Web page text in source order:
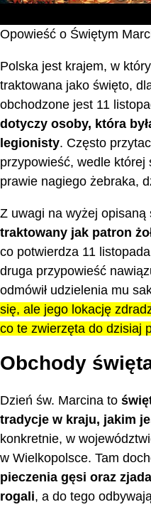
Opowieść o Świętym
Polska jest krajem, w
traktowana jako święto,
obchodzone jest 11
dotyczy osoby, która
legionisty. Często
przypowieść, wedle której
prawie nagiego żebraka,
Z uwagi na wyżej opisaną
traktowany jak patron
co potwierdza 11
druga przypowieść
odmówił udzielenia mu
się, ale jego lokację
co te zwierzęta do dzisiaj
Obchody
Dzień św. Marcina to
tradycje w kraju, jakim
konkretnie, w
w Wielkopolsce. Tam
pieczenia gęsi oraz
rogali, a do tego